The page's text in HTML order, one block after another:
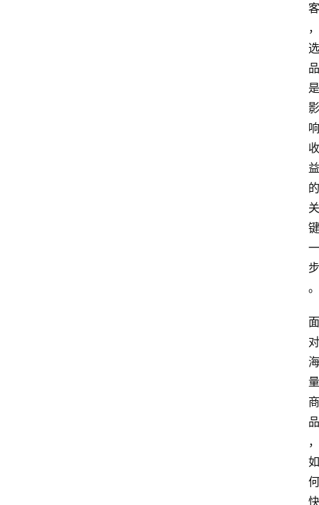
客
，
选
品
是
影
响
收
益
的
关
键
一
步
。
面
对
海
量
商
品
，
如
何
快